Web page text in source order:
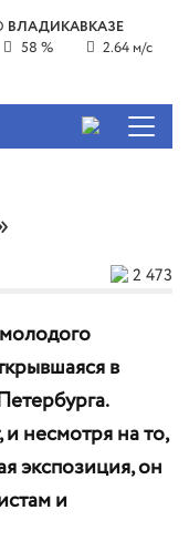
ВЛАДИКАВКАЗЕ
58 % 2.64 м/с
2 473
в
несмотря на то,
экспозиция, он
и